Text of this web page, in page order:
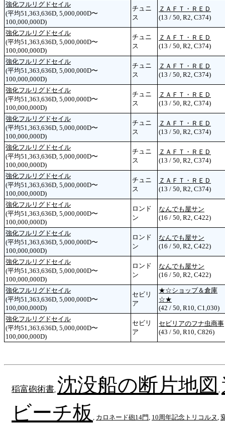
強化フルリグドセイル
(平均51,363,636D, 5,000,000D〜
100,000,000D)
チュニ
ス
ＺＡＦＴ・ＲＥＤ
(13 / 50, R2, C374)
強化フルリグドセイル
(平均51,363,636D, 5,000,000D〜
100,000,000D)
チュニ
ス
ＺＡＦＴ・ＲＥＤ
(13 / 50, R2, C374)
強化フルリグドセイル
(平均51,363,636D, 5,000,000D〜
100,000,000D)
チュニ
ス
ＺＡＦＴ・ＲＥＤ
(13 / 50, R2, C374)
強化フルリグドセイル
(平均51,363,636D, 5,000,000D〜
100,000,000D)
チュニ
ス
ＺＡＦＴ・ＲＥＤ
(13 / 50, R2, C374)
強化フルリグドセイル
(平均51,363,636D, 5,000,000D〜
100,000,000D)
チュニ
ス
ＺＡＦＴ・ＲＥＤ
(13 / 50, R2, C374)
強化フルリグドセイル
(平均51,363,636D, 5,000,000D〜
100,000,000D)
チュニ
ス
ＺＡＦＴ・ＲＥＤ
(13 / 50, R2, C374)
強化フルリグドセイル
(平均51,363,636D, 5,000,000D〜
100,000,000D)
チュニ
ス
ＺＡＦＴ・ＲＥＤ
(13 / 50, R2, C374)
強化フルリグドセイル
(平均51,363,636D, 5,000,000D〜
100,000,000D)
ロンド
ン
なんでも屋サン
(16 / 50, R2, C422)
強化フルリグドセイル
(平均51,363,636D, 5,000,000D〜
100,000,000D)
ロンド
ン
なんでも屋サン
(16 / 50, R2, C422)
強化フルリグドセイル
(平均51,363,636D, 5,000,000D〜
100,000,000D)
ロンド
ン
なんでも屋サン
(16 / 50, R2, C422)
強化フルリグドセイル
(平均51,363,636D, 5,000,000D〜
100,000,000D)
セビリ
ア
★☆ショップ＆倉庫
☆★
(42 / 50, R10, C1,030)
強化フルリグドセイル
(平均51,363,636D, 5,000,000D〜
100,000,000D)
セビリ
ア
セビリアのフナ虫商事
(43 / 50, R10, C826)
稲富砲術書 沈没船の断片地図
ビーチ板
カロネード砲14門 10周年記念トリコルヌ